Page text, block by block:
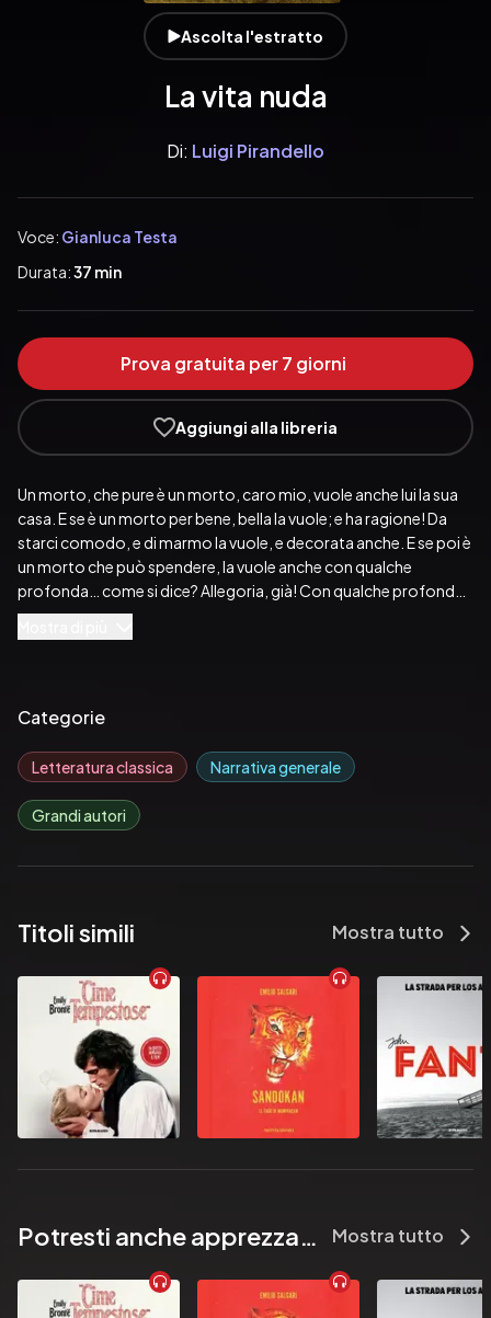
Ascolta l'estratto
La vita nuda
Di: Luigi Pirandello
Voce: Gianluca Testa
Durata:37 min
Prova gratuita per 7 giorni
Aggiungi alla libreria
Un morto, che pure è un morto, caro mio, vuole anche lui la sua
casa. E se è un morto per bene, bella la vuole; e ha ragione! Da
starci comodo, e di marmo la vuole, e decorata anche. E se poi è
un morto che può spendere, la vuole anche con qualche
profonda… come si dice? Allegoria, già! Con qualche profonda
allegoria d’un grande scultore come me. Una bella lapide latina:
HIC JACET… chi fu, chi non fu…
Categorie
Letteratura classica Narrativa generale
Grandi autori
Titoli simili Mostra tutto
Potresti anche apprezzare... Mostra tutto